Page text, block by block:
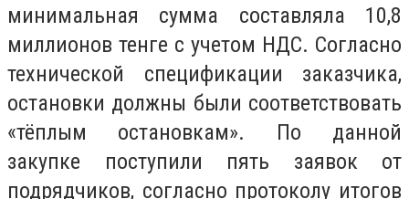
минимальная сумма составляла 10,8
миллионов тенге с учетом НДС. Согласно
технической спецификации заказчика,
остановки должны были соответствовать
«тёплым остановкам». По данной
закупке поступили пять заявок от
подрядчиков, согласно протоколу итогов